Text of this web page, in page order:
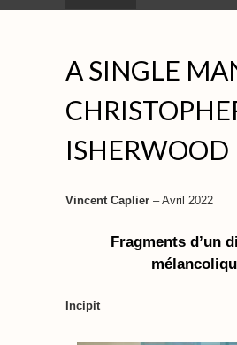
A SINGLE
ISHERWOOD
Vincent Caplier – Avril 2022
Fragments d’un
Incipit